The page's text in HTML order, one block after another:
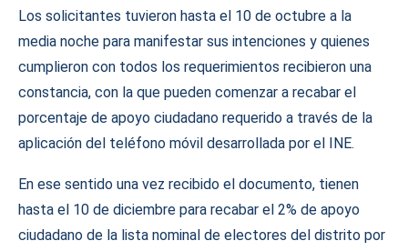
Los solicitantes tuvieron hasta el 10 de octubre a la
media noche para manifestar sus intenciones y quienes
cumplieron con todos los requerimientos recibieron una
constancia, con la que pueden comenzar a recabar el
porcentaje de apoyo ciudadano requerido a través de la
aplicación del teléfono móvil desarrollada por el INE.
En ese sentido una vez recibido el documento, tienen
hasta el 10 de diciembre para recabar el 2% de apoyo
ciudadano de la lista nominal de electores del distrito por